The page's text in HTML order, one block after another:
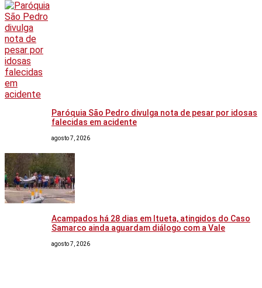
Paróquia São Pedro divulga nota de pesar por idosas
falecidas em acidente
agosto 7, 2026
Acampados há 28 dias em Itueta, atingidos do Caso
Samarco ainda aguardam diálogo com a Vale
agosto 7, 2026